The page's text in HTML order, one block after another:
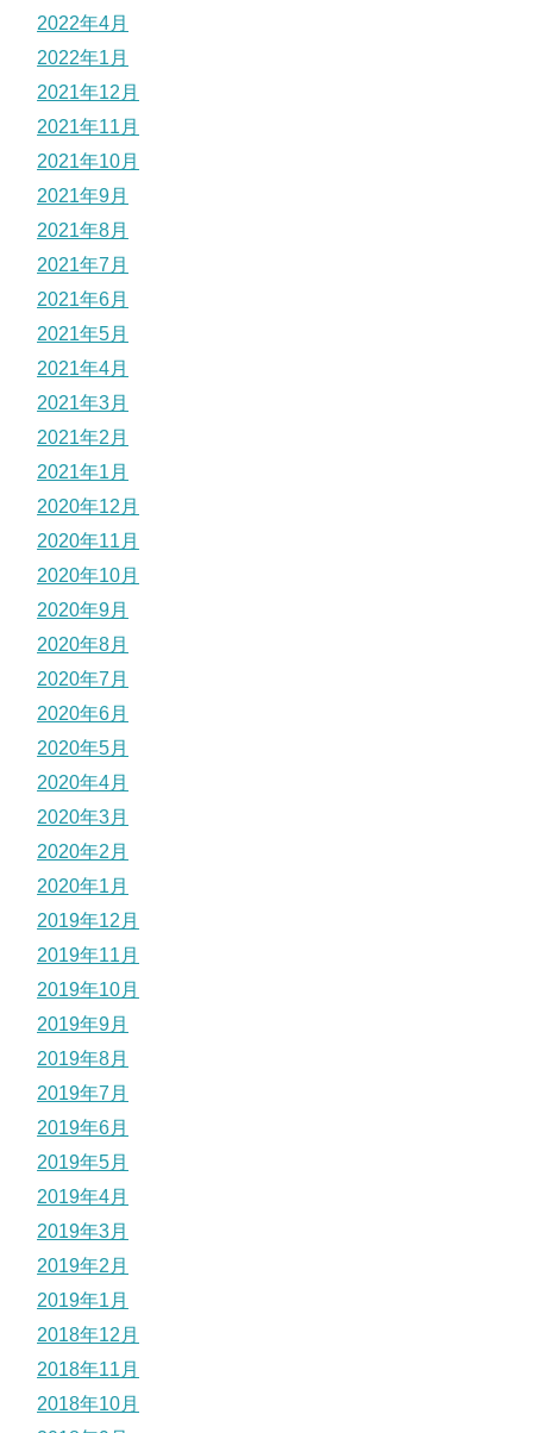
2022年4月
2022年1月
2021年12月
2021年11月
2021年10月
2021年9月
2021年8月
2021年7月
2021年6月
2021年5月
2021年4月
2021年3月
2021年2月
2021年1月
2020年12月
2020年11月
2020年10月
2020年9月
2020年8月
2020年7月
2020年6月
2020年5月
2020年4月
2020年3月
2020年2月
2020年1月
2019年12月
2019年11月
2019年10月
2019年9月
2019年8月
2019年7月
2019年6月
2019年5月
2019年4月
2019年3月
2019年2月
2019年1月
2018年12月
2018年11月
2018年10月